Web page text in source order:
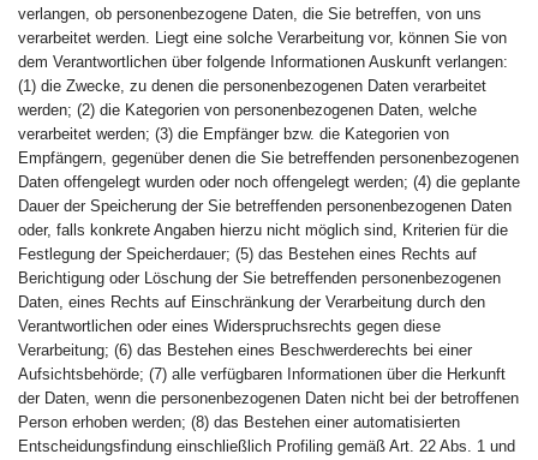
verlangen, ob personenbezogene Daten, die Sie betreffen, von uns
verarbeitet werden. Liegt eine solche Verarbeitung vor, können Sie von
dem Verantwortlichen über folgende Informationen Auskunft verlangen:
(1) die Zwecke, zu denen die personenbezogenen Daten verarbeitet
werden; (2) die Kategorien von personenbezogenen Daten, welche
verarbeitet werden; (3) die Empfänger bzw. die Kategorien von
Empfängern, gegenüber denen die Sie betreffenden personenbezogenen
Daten offengelegt wurden oder noch offengelegt werden; (4) die geplante
Dauer der Speicherung der Sie betreffenden personenbezogenen Daten
oder, falls konkrete Angaben hierzu nicht möglich sind, Kriterien für die
Festlegung der Speicherdauer; (5) das Bestehen eines Rechts auf
Berichtigung oder Löschung der Sie betreffenden personenbezogenen
Daten, eines Rechts auf Einschränkung der Verarbeitung durch den
Verantwortlichen oder eines Widerspruchsrechts gegen diese
Verarbeitung; (6) das Bestehen eines Beschwerderechts bei einer
Aufsichtsbehörde; (7) alle verfügbaren Informationen über die Herkunft
der Daten, wenn die personenbezogenen Daten nicht bei der betroffenen
Person erhoben werden; (8) das Bestehen einer automatisierten
Entscheidungsfindung einschließlich Profiling gemäß Art. 22 Abs. 1 und